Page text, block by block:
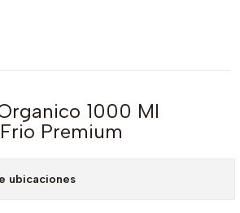
1000 Ml
Premium
ubicaciones